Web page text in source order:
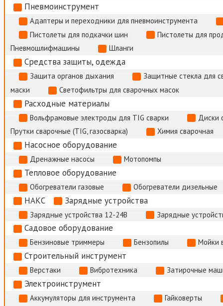
Пневмоинструмент
Адаптеры и переходники для пневмоинструмента
Пистолеты для подкачки шин
Пистолеты для
Пневмошлифмашины
Шланги
Средства защиты, одежда
Защита органов дыхания
Защитные стекла для
маски
Светофильтры для сварочных масок
Расходные материалы
Вольфрамовые электроды для TIG сварки
Диски
Прутки сварочные (TIG, газосварка)
Химия сварочная
Насосное оборудование
Дренажные насосы Мотопомпы
Тепловое оборудование
Обогреватели газовые Обогреватели дизельные
НАКС Зарядные устройства
Зарядные устройства 12-24В Зарядные
Садовое оборудование
Бензиновые триммеры Бензопилы Мойки
Строительный инструмент
Верстаки Вибротехника Затирочные
Электроинструмент
Аккумуляторы для инструмента
Гайковерты